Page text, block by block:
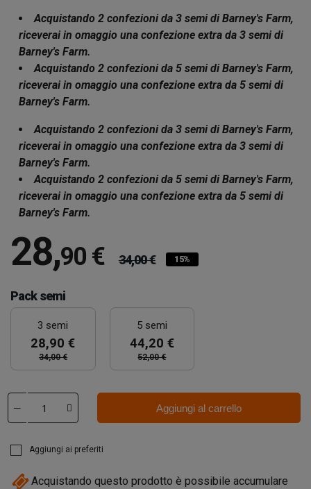
Acquistando 2 confezioni da 3 semi di Barney's Farm,
riceverai in omaggio una confezione extra da 3 semi di
Barney's Farm.
Acquistando 2 confezioni da 5 semi di Barney's Farm,
riceverai in omaggio una confezione extra da 5 semi di
Barney's Farm.
Acquistando 2 confezioni da 3 semi di Barney's Farm,
riceverai in omaggio una confezione extra da 3 semi di
Barney's Farm.
Acquistando 2 confezioni da 5 semi di Barney's Farm,
riceverai in omaggio una confezione extra da 5 semi di
Barney's Farm.
28,90 € 34,00 € 15%
Pack semi
3 semi
28,90 €
34,00 €
5 semi
44,20 €
52,00 €
Aggiungi al carrello
Aggiungi ai preferiti
Acquistando questo prodotto è possibile accumulare